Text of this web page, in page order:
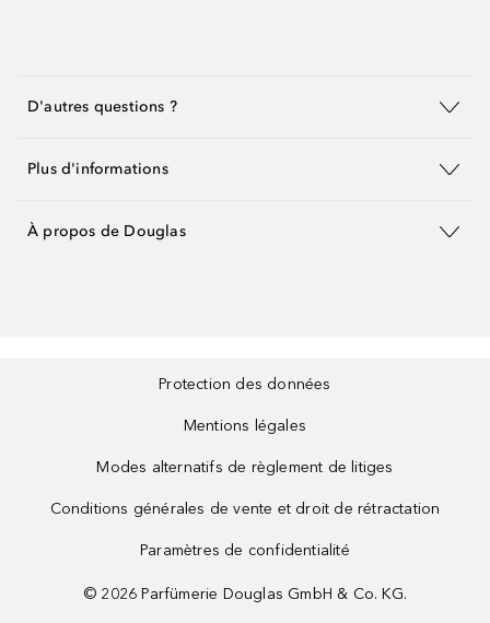
D'autres questions ?
Plus d'informations
À propos de Douglas
Protection des données
Mentions légales
Modes alternatifs de règlement de litiges
Conditions générales de vente et droit de rétractation
Paramètres de confidentialité
© 2026 Parfümerie Douglas GmbH & Co. KG.